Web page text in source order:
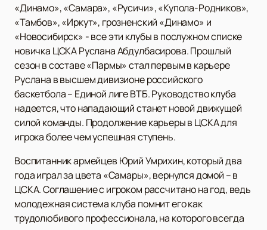
«Динамо», «Самара», «Русичи», «Купола-Родников»,
«Тамбов», «Иркут», грозненский «Динамо» и
«Новосибирск» - все эти клубы в послужном списке
новичка ЦСКА Руслана Абдулбасирова. Прошлый
сезон в составе «Пармы» стал первым в карьере
Руслана в высшем дивизионе российского
баскетбола – Единой лиге ВТБ. Руководство клуба
надеется, что нападающий станет новой движущей
силой команды. Продолжение карьеры в ЦСКА для
игрока более чем успешная ступень.
Воспитанник армейцев Юрий Умрихин, который два
года играл за цвета «Самары», вернулся домой – в
ЦСКА. Соглашение с игроком рассчитано на год, ведь
молодежная система клуба помнит его как
трудолюбивого профессионала, на которого всегда